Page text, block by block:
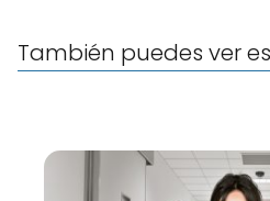
También puedes ver